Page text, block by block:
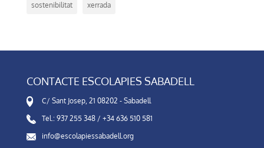
sostenibilitat xerrada
CONTACTE ESCOLAPIES SABADELL
C/ Sant Josep, 21 08202 - Sabadell
Tel.: 937 255 348 / +34 636 510 581
info@escolapiessabadell.org